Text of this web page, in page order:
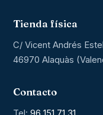
Tienda física
C/ Vicent Andrés
46970 Alaquàs
Contacto